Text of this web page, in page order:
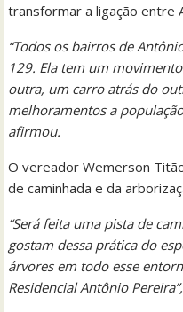
transformar a ligação entre
“Todos os bairros de
129. Ela tem um
outra, um carro atrás do
melhoramentos a
afirmou.
O vereador Wemerson
de caminhada e da
“Será feita uma pista de
gostam dessa prática do
árvores em todo esse
Residencial Antônio